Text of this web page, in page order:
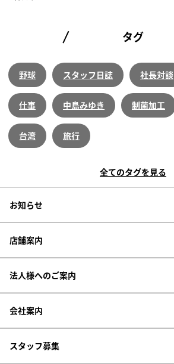
タグ
野球 スタッフ日誌 社長対談
仕事 中島みゆき 制菌加工
台湾 旅行
全てのタグを見る
お知らせ
店舗案内
法人様へのご案内
会社案内
スタッフ募集